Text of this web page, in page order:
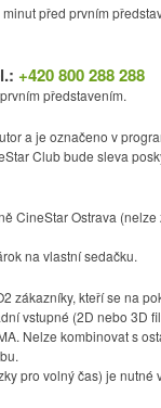
před prvním
+420 800 288 288
představením.
a je označeno v
Club bude sleva
CineStar Ostrava
na vlastní sedačku.
zákazníky, kteří se na
vstupné (2D nebo 3D
Nelze kombinovat s
pro volný čas) je nutné